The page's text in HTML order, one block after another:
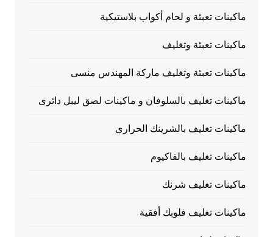
ماكينات تعبئة و لحام أكواب بلاستيكية
ماكينات تعبئة وتغليف
ماكينات تعبئة وتغليف ماركة المهندس منسى
ماكينات تغليف بالسلوفان و ماكينات لصق ليبل دائرى
ماكينات تغليف بالشرينك الحراري
ماكينات تغليف بالفاكيوم
ماكينات تغليف شرنك
ماكينات تغليف فلوبك أفقية